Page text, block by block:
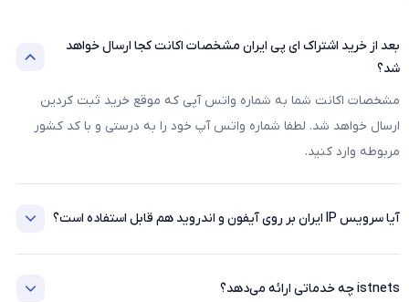
بعد از خرید اشتراک ای پی ایران مشخصات اکانت کجا ارسال خواهد
شد؟
مشخصات اکانت شما به شماره واتس آپی که موقع خرید ثبت کردین
ارسال خواهد شد. لطفا شماره واتس آپ خود را به درستی و با کد کشور
مربوطه وارد کنید.
آیا سرویس IP ایران بر روی آیفون و اندروید هم قابل استفاده است؟
istnets چه خدماتی ارائه می‌دهد؟